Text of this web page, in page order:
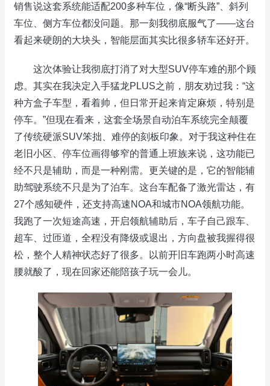
销售说这套系统能适配200多种车位，像“断头路”、斜列
车位、侧方车位都没问题。那一刻我彻底服气了——这台
看起来硬朗的大块头，智能层面其实比很多轿车还好开。
这次体验让我彻底打消了对大型SUV停车难的那个顾
虑。其实在我决定入手猛龙PLUS之前，朋友劝过我：“这
种方盒子车型，看着帅，但日常开起来肯定麻烦，特别是
停车。”但现在看来，这套全场景自动泊车系统完全颠覆
了传统硬派SUV笨拙、难停的刻板印象。对于我这种住在
老旧小区、停车位画得够窄的普通上班族来说，这功能已
经不只是辅助，而是一种刚需。更关键的是，它的智能辅
助驾驶系统不只是为了泊车。这台车配备了激光雷达，有
27个感知硬件，还支持高速NOA和城市NOA领航功能。
我跑了一次短途高速，开启领航辅助后，车子自己跟车、
超车、过匝道，全程没有降级或退出，方向盘被我握得很
松，整个人精神状态好了很多。以前开旧车跑两小时高速
腰就酸了，现在回家还能陪孩子玩一会儿。